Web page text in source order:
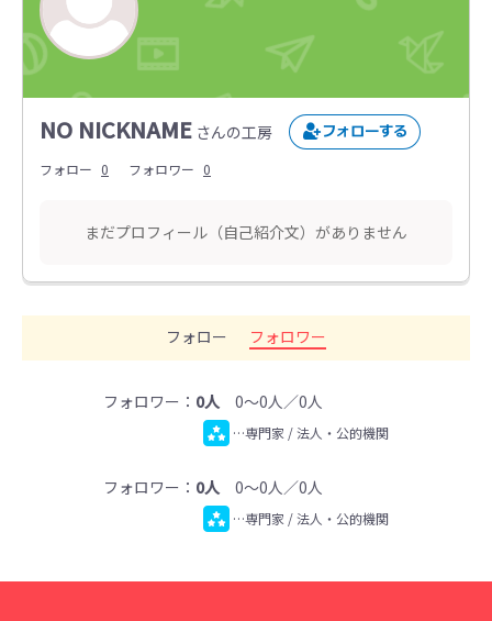
NO NICKNAME さんの工房
フォロー 0 フォロワー 0
まだプロフィール（自己紹介文）がありません
フォロー フォロワー
フォロワー： 0人0～0人／0人
…専門家 / 法人・公的機関
フォロワー： 0人0～0人／0人
…専門家 / 法人・公的機関